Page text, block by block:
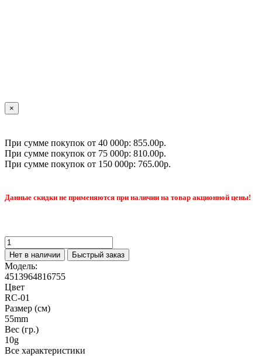
×
При сумме покупок от 40 000р: 855.00р.
При сумме покупок от 75 000р: 810.00р.
При сумме покупок от 150 000р: 765.00р.
Данные скидки не применяются при наличии на товар акционной цены!
Нет в наличии Быстрый заказ
Модель:
4513964816755
Цвет
RC-01
Размер (см)
55mm
Вес (гр.)
10g
Все характеристики